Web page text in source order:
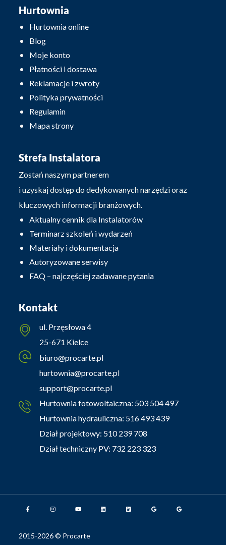
Hurtownia
Hurtownia online
Blog
Moje konto
Płatności i dostawa
Reklamacje i zwroty
Polityka prywatności
Regulamin
Mapa strony
Strefa Instalatora
Zostań naszym partnerem
i uzyskaj dostęp do dedykowanych narzędzi oraz
kluczowych informacji branżowych.
Aktualny cennik dla Instalatorów
Terminarz szkoleń i wydarzeń
Materiały i dokumentacja
Autoryzowane serwisy
FAQ – najczęściej zadawane pytania
Kontakt
ul. Przęsłowa 4
25-671 Kielce
biuro@procarte.pl
hurtownia@procarte.pl
support@procarte.pl
Hurtownia fotowoltaiczna: 503 504 497
Hurtownia hydrauliczna: 516 493 439
Dział projektowy: 510 239 708
Dział techniczny PV: 732 223 323
2015-2026 © Procarte